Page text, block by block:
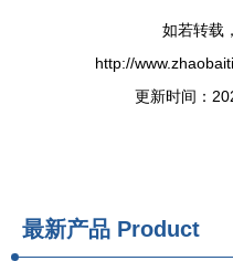
如若转载
http://
更新时间：
最新产品 Product